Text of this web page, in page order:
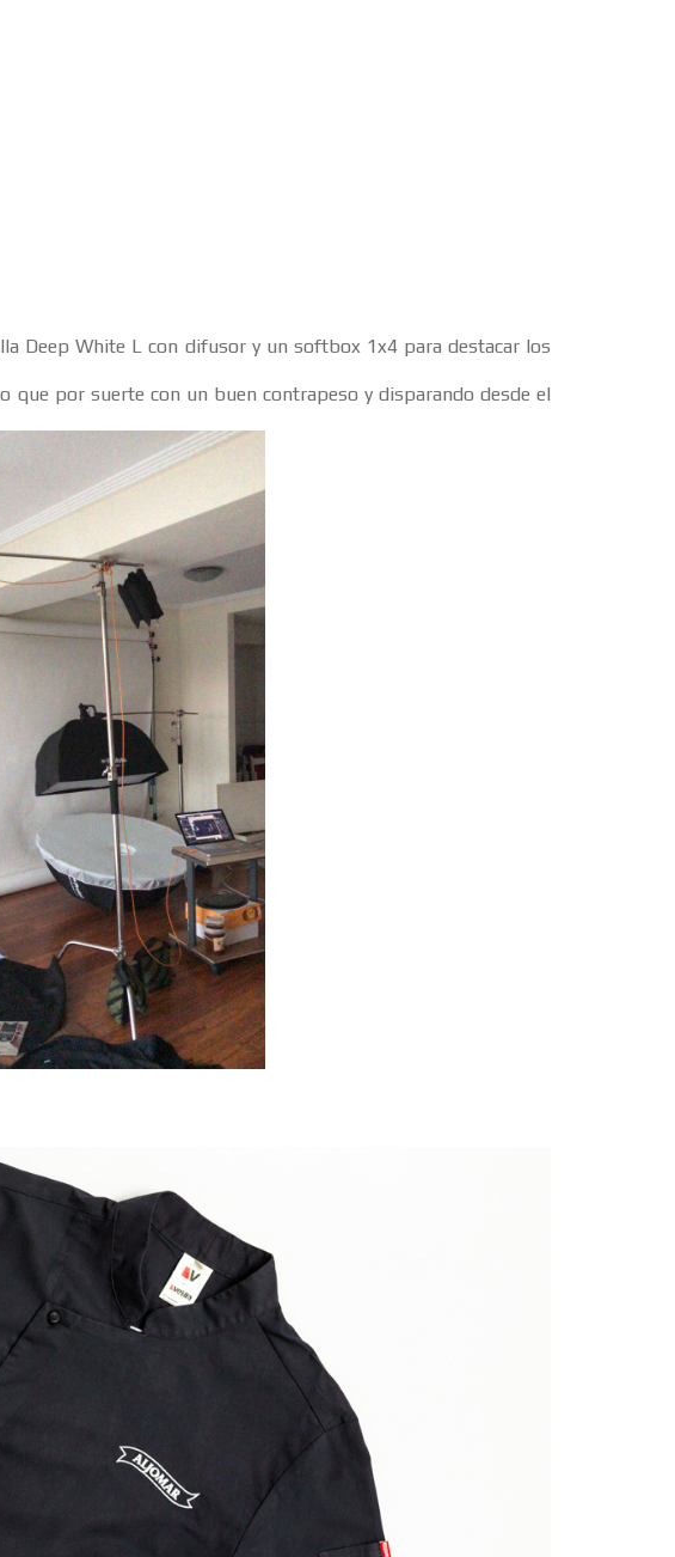
Deep White L con difusor y un softbox 1x4 para destacar los
que por suerte con un buen contrapeso y disparando desde el